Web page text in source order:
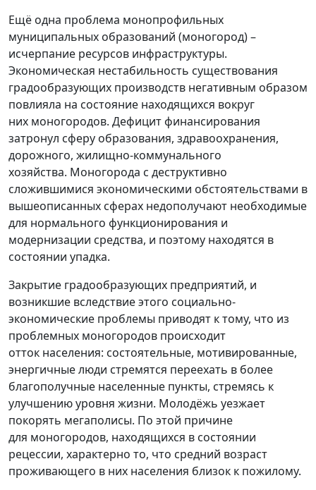
Ещё одна проблема монопрофильных
муниципальных образований (моногород) –
исчерпание ресурсов инфраструктуры.
Экономическая нестабильность существования
градообразующих производств негативным образом
повлияла на состояние находящихся вокруг
них моногородов. Дефицит финансирования
затронул сферу образования, здравоохранения,
дорожного, жилищно-коммунального
хозяйства. Моногорода с деструктивно
сложившимися экономическими обстоятельствами в
вышеописанных сферах недополучают необходимые
для нормального функционирования и
модернизации средства, и поэтому находятся в
состоянии упадка.
Закрытие градообразующих предприятий, и
возникшие вследствие этого социально-
экономические проблемы приводят к тому, что из
проблемных моногородов происходит
отток населения: состоятельные, мотивированные,
энергичные люди стремятся переехать в более
благополучные населенные пункты, стремясь к
улучшению уровня жизни. Молодёжь уезжает
покорять мегаполисы. По этой причине
для моногородов, находящихся в состоянии
рецессии, характерно то, что средний возраст
проживающего в них населения близок к пожилому.